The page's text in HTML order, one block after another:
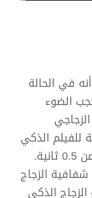
في الحالة
الضوء
للفيلم الذكي
0.5 مم فقط ، ووقت التبديل أقل من 0.5 ثانية.
الزجاج
الذكي